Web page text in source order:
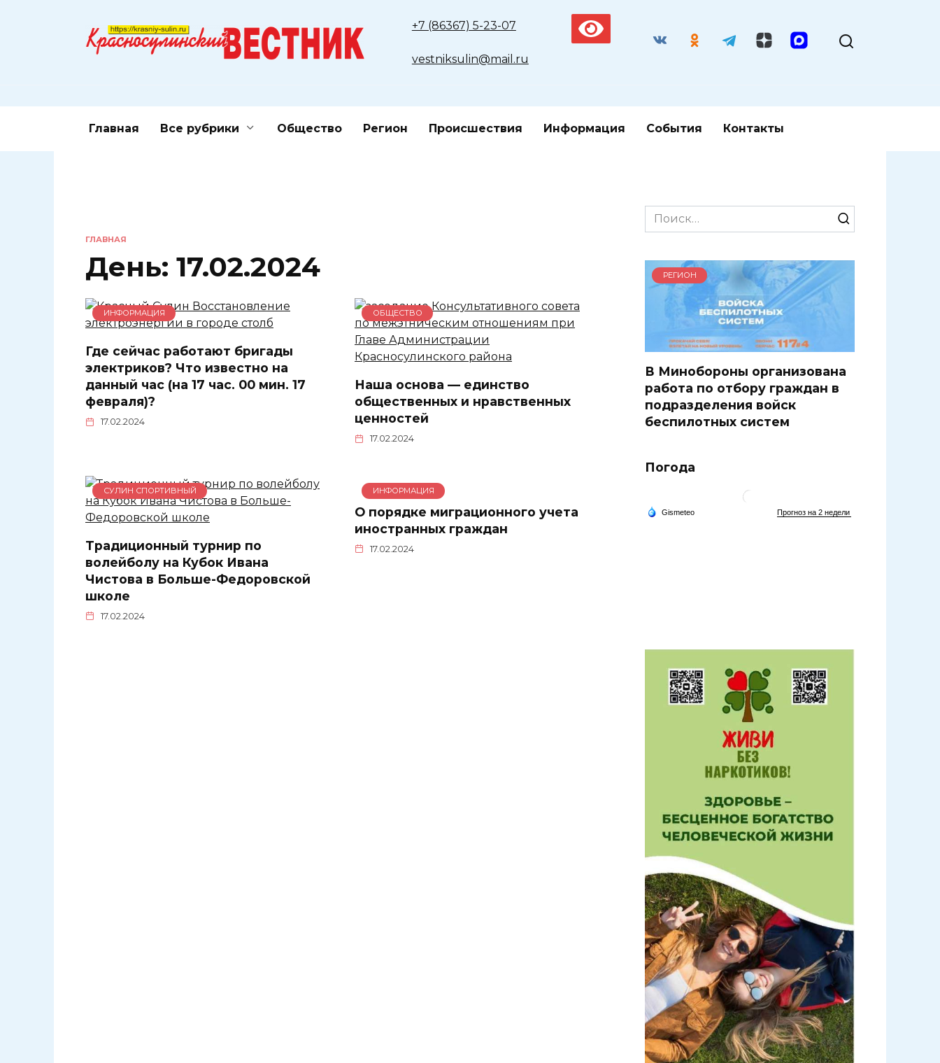
+7 (86367) 5-23-07
vestniksulin@mail.ru
Главная Все рубрики Общество Регион Происшествия Информация События Контакты
ГЛАВНАЯ
День: 17.02.2024
ИНФОРМАЦИЯ
Где сейчас работают бригады
электриков? Что известно на
данный час (на 17 час. 00 мин. 17
февраля)?
17.02.2024
ОБЩЕСТВО
Наша основа — единство
общественных и нравственных
ценностей
17.02.2024
СУЛИН СПОРТИВНЫЙ
Традиционный турнир по
волейболу на Кубок Ивана
Чистова в Больше-Федоровской
школе
17.02.2024
ИНФОРМАЦИЯ
О порядке миграционного учета
иностранных граждан
17.02.2024
Search
for:
РЕГИОН
В Минобороны организована
работа по отбору граждан в
подразделения войск
беспилотных систем
Погода